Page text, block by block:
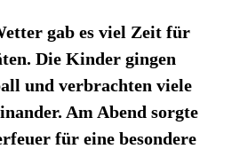
gab es viel Zeit für
Die Kinder gingen
und verbrachten viele
Am Abend sorgte
für eine besondere